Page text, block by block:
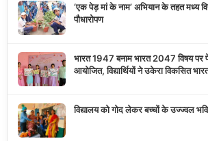
‘एक पेड़ मां के नाम’ अभियान के तहत मध्य
पौधारोपण
भारत 1947 बनाम भारत 2047 विषय पर
आयोजित, विद्यार्थियों ने उकेरा विकसित
विद्यालय को गोद लेकर बच्चों के उज्ज्वल